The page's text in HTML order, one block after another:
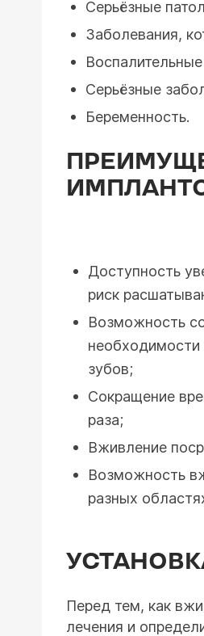
Серьёзные
Заболевания,
Серьёзные
Беременность.
Доступность
риск
Возможность
зубов;
Сокращение
раза;
Вживление
Возможность
разных
Перед тем, как
лечения и